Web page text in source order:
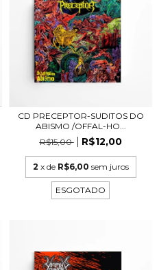
CD PRECEPTOR-SUDITOS DO
ABISMO /OFFAL-HO...
R$15,00
R$12,00
2 x de R$6,00 sem juros
ESGOTADO